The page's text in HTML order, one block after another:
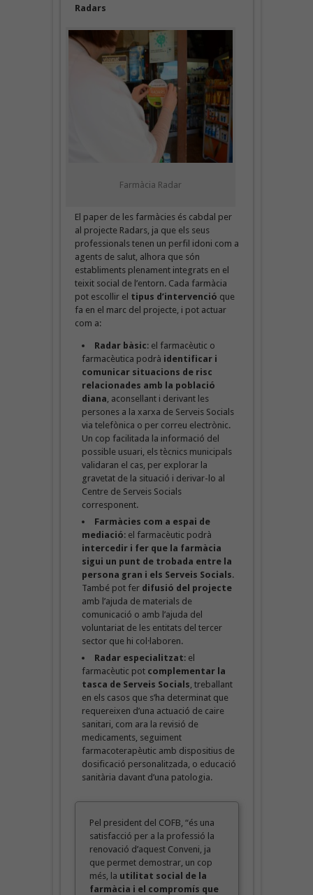
Radars
Farmàcia Radar
El paper de les farmàcies és cabdal per
al projecte Radars, ja que els seus
professionals tenen un perfil idoni com a
agents de salut, alhora que són
establiments plenament integrats en el
teixit social de l’entorn. Cada farmàcia
pot escollir el tipus d’intervenció que
fa en el marc del projecte, i pot actuar
com a:
Radar bàsic: el farmacèutic o
farmacèutica podrà identificar i
comunicar situacions de risc
relacionades amb la població
diana , aconsellant i derivant les
persones a la xarxa de Serveis Socials
via telefònica o per correu electrònic.
Un cop facilitada la informació del
possible usuari, els tècnics municipals
validaran el cas, per explorar la
gravetat de la situació i derivar-lo al
Centre de Serveis Socials
corresponent.
Farmàcies com a espai de
mediació: el farmacèutic podrà
intercedir i fer que la farmàcia
sigui un punt de trobada entre la
persona gran i els Serveis Socials.
També pot fer difusió del projecte
amb l’ajuda de materials de
comunicació o amb l’ajuda del
voluntariat de les entitats del tercer
sector que hi col·laboren.
Radar especialitzat: el
farmacèutic potcomplementar la
tasca de Serveis Socials , treballant
en els casos que s’ha determinat que
requereixen d’una actuació de caire
sanitari, com ara la revisió de
medicaments, seguiment
farmacoterapèutic amb dispositius de
dosificació personalitzada, o educació
sanitària davant d’una patologia.
Pel president del COFB, “és una
satisfacció per a la professió la
renovació d’aquest Conveni, ja
que permet demostrar, un cop
més, la utilitat social de la
farmàcia i el compromís que